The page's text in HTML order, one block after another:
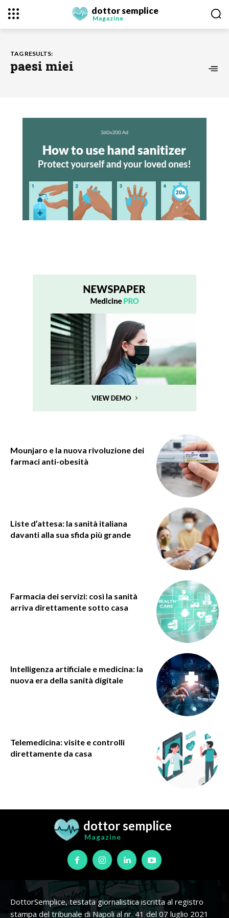
dottor semplice
Magazine
TAG RESULTS:
paesi miei
Mounjaro e la nuova rivoluzione dei
farmaci anti-obesità
Liste d’attesa: la sanità italiana
davanti alla sua sfida più grande
Farmacia dei servizi: così la sanità
arriva direttamente sotto casa
Intelligenza artificiale e medicina: la
nuova era della sanità digitale
Telemedicina: visite e controlli
direttamente da casa
dottor semplice
Magazine
DottorSemplice, testata giornalistica iscritta al registro
stampa del tribunale di Napoli al nr. 41 del 07 luglio 2021